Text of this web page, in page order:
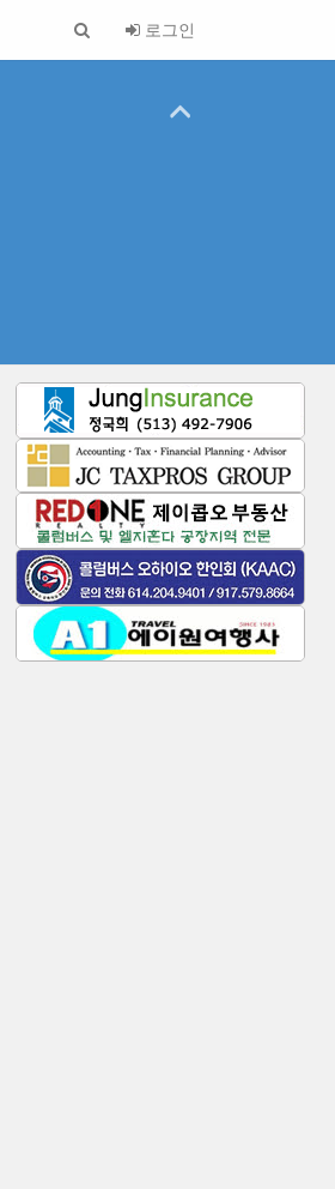
로그인